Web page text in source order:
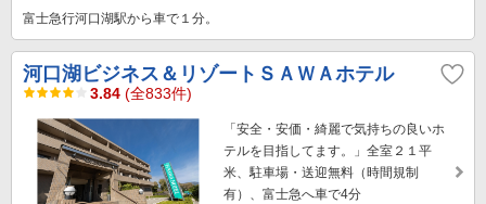
富士急行河口湖駅から車で１分。
河口湖ビジネス＆リゾートＳＡＷＡホテル
3.84 (全833件)
「安全・安価・綺麗で気持ちの良いホ
テルを目指してます。」全室２１平
米、駐車場・送迎無料（時間規制
有）、富士急へ車で4分